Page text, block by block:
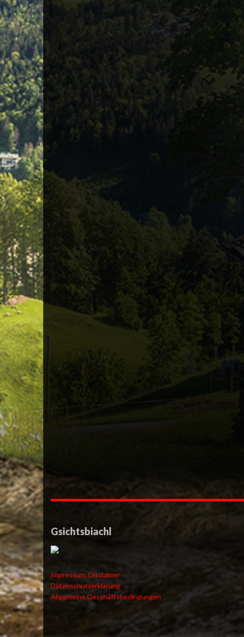
Gsichtsbiachl
Impressum, Disclaimer
Datenschutzerklärung
Allgemeine Geschäftsbedingungen